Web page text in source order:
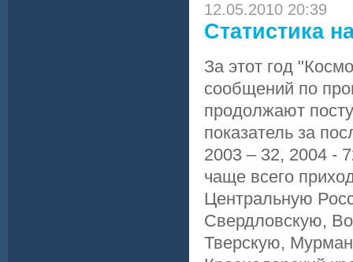
12.05.2010 20:39
Статистика
За этот год
сообщений по
продолжают
показатель за
2003 – 32, 2004 -
чаще всего
Центральную
Свердловскую,
Тверскую,